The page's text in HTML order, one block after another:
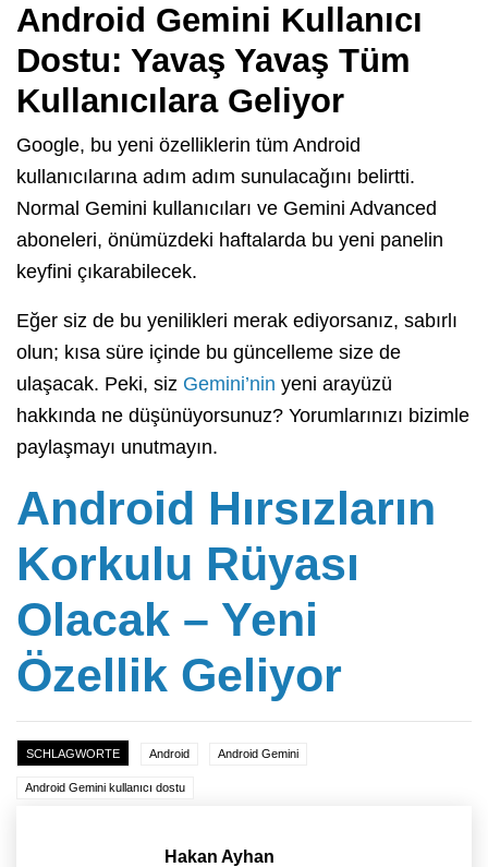
Android Gemini Kullanıcı
Dostu: Yavaş Yavaş Tüm
Kullanıcılara Geliyor
Google, bu yeni özelliklerin tüm Android
kullanıcılarına adım adım sunulacağını belirtti.
Normal Gemini kullanıcıları ve Gemini Advanced
aboneleri, önümüzdeki haftalarda bu yeni panelin
keyfini çıkarabilecek.
Eğer siz de bu yenilikleri merak ediyorsanız, sabırlı
olun; kısa süre içinde bu güncelleme size de
ulaşacak. Peki, siz Gemini’nin yeni arayüzü
hakkında ne düşünüyorsunuz? Yorumlarınızı bizimle
paylaşmayı unutmayın.
Android Hırsızların
Korkulu Rüyası
Olacak – Yeni
Özellik Geliyor
SCHLAGWORTE Android Android Gemini
Android Gemini kullanıcı dostu
Hakan Ayhan